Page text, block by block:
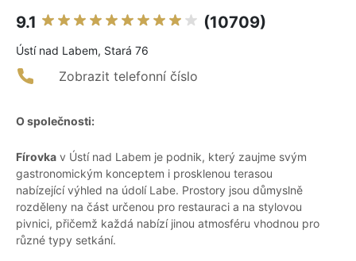
9.1 (10709)
Ústí nad Labem, Stará 76
Zobrazit telefonní číslo
O společnosti:
Fírovka v Ústí nad Labem je podnik, který zaujme svým
gastronomickým konceptem i prosklenou terasou
nabízející výhled na údolí Labe. Prostory jsou důmyslně
rozděleny na část určenou pro restauraci a na stylovou
pivnici, přičemž každá nabízí jinou atmosféru vhodnou pro
různé typy setkání.